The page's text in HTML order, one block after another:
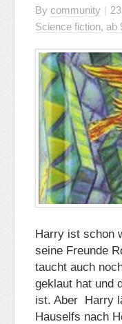
By community |
Science fiction, ab
Harry ist schon
seine Freunde
taucht auch
geklaut hat und
ist. Aber Harry
Hauselfs nach